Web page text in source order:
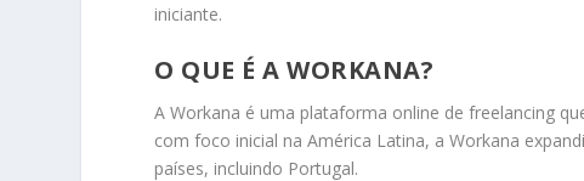
iniciante.
O QUE É A WORKANA?
A Workana é uma plataforma online de freelancing
com foco inicial na América Latina, a Workana
países, incluindo Portugal.